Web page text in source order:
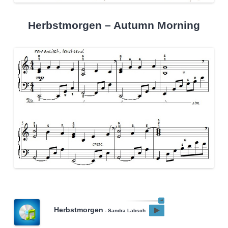
Herbstmorgen – Autumn Morning
Herbstmorgen - Sandra Labsch